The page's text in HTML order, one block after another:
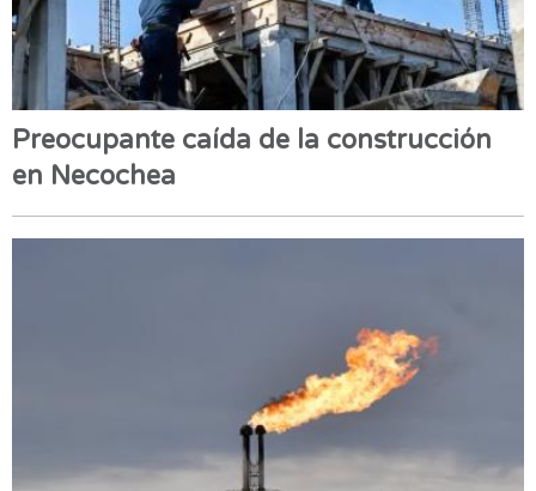
Preocupante caída de la construcción
en Necochea